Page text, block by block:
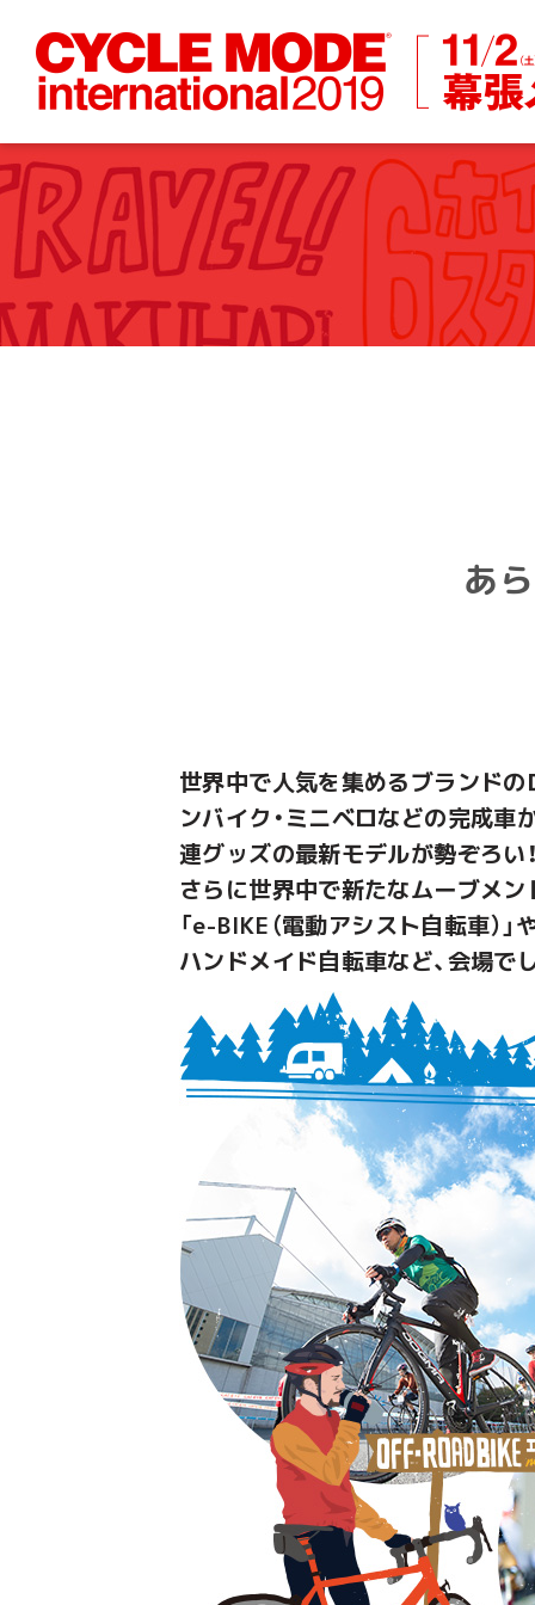
あ
世界中で人気を集めるブランド
ンバイク・ミニベロなどの完成車
連グッズの最新モデルが勢ぞろい
さらに世界中で新たなムーブメ
「e-BIKE（電動アシスト自転車）
ハンドメイド自転車など、会場で